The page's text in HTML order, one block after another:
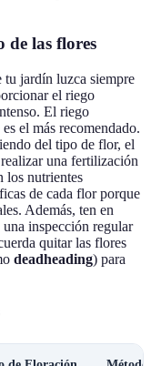
de las flores
tu jardín luzca siempre
el riego
El riego
el más recomendado.
del tipo de flor, el
una fertilización
los nutrientes
de cada flor porque
Además, ten en
inspección regular
quitar las flores
deadheading) para